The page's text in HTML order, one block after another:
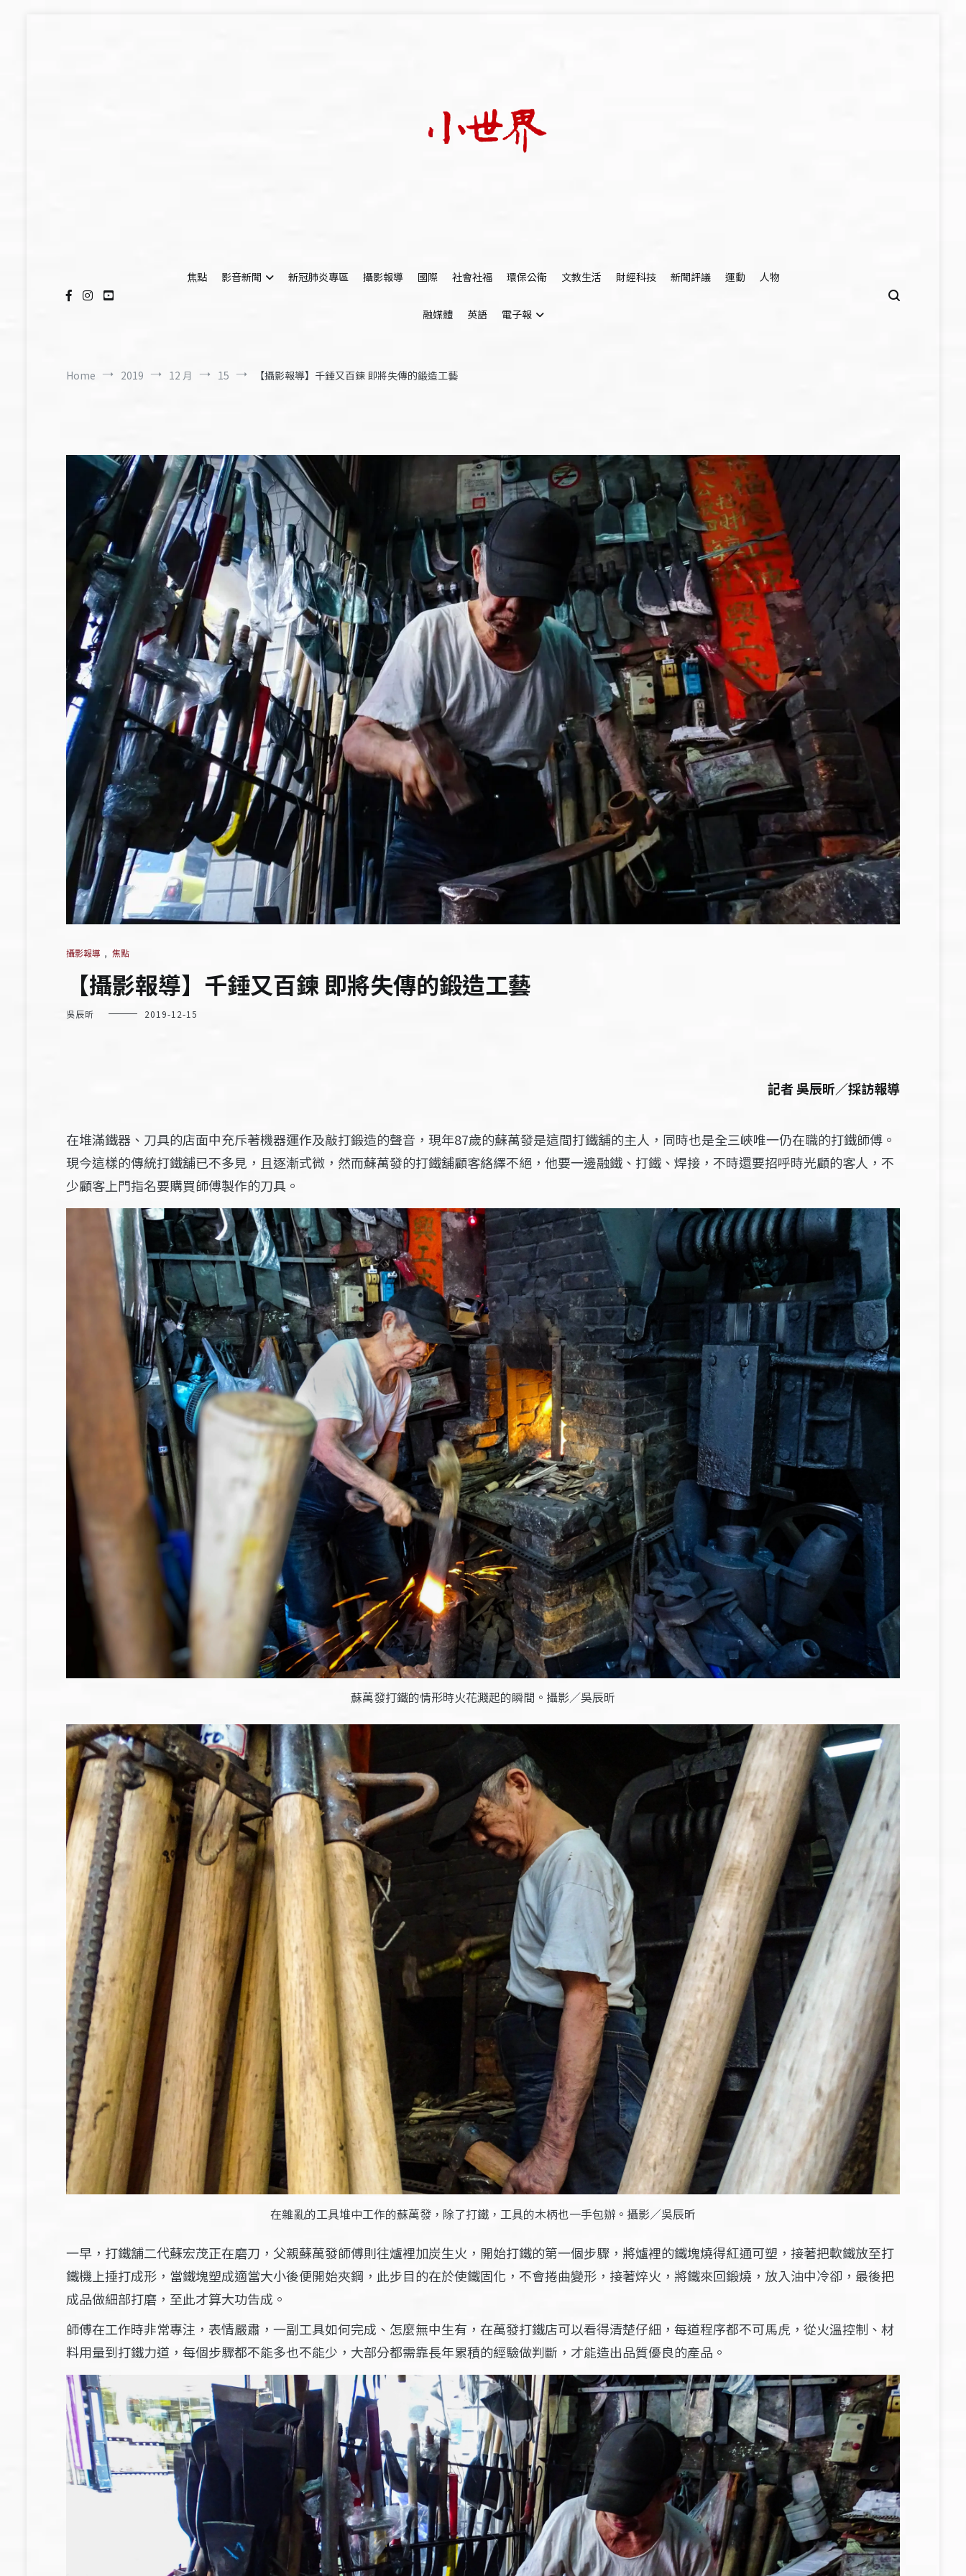
焦點
影音新聞 新冠肺炎專區 攝影報導 國際 社會社福 環保公衛 文教生活 財經科技 新聞評議 運動 人物
融媒體 英語 電子報
Home 2019 12 月 15 【攝影報導】千錘又百鍊 即將失傳的鍛造工藝
攝影報導 , 焦點
【攝影報導】千錘又百鍊 即將失傳的鍛造工藝
吳辰昕 2019-12-15
記者 吳辰昕／採訪報導
在堆滿鐵器、刀具的店面中充斥著機器運作及敲打鍛造的聲音，現年87歲的蘇萬發是這間打鐵舖的主人，同時也是全三峽唯一仍在職的打鐵師傅。
現今這樣的傳統打鐵舖已不多見，且逐漸式微，然而蘇萬發的打鐵舖顧客絡繹不絕，他要一邊融鐵、打鐵、焊接，不時還要招呼時光顧的客人，不
少顧客上門指名要購買師傅製作的刀具。
蘇萬發打鐵的情形時火花濺起的瞬間。攝影／吳辰昕
在雜亂的工具堆中工作的蘇萬發，除了打鐵，工具的木柄也一手包辦。攝影／吳辰昕
一早，打鐵舖二代蘇宏茂正在磨刀，父親蘇萬發師傅則往爐裡加炭生火，開始打鐵的第一個步驟，將爐裡的鐵塊燒得紅通可塑，接著把軟鐵放至打
鐵機上捶打成形，當鐵塊塑成適當大小後便開始夾鋼，此步目的在於使鐵固化，不會捲曲變形，接著焠火，將鐵來回鍛燒，放入油中冷卻，最後把
成品做細部打磨，至此才算大功告成。
師傅在工作時非常專注，表情嚴肅，一副工具如何完成、怎麼無中生有，在萬發打鐵店可以看得清楚仔細，每道程序都不可馬虎，從火溫控制、材
料用量到打鐵力道，每個步驟都不能多也不能少，大部分都需靠長年累積的經驗做判斷，才能造出品質優良的產品。